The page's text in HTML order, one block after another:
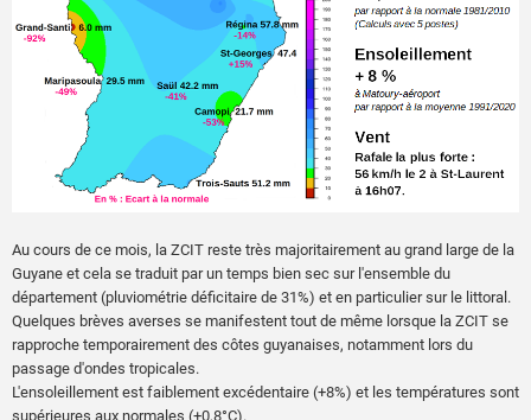
Au cours de ce mois, la ZCIT reste très majoritairement au grand large de la
Guyane et cela se traduit par un temps bien sec sur l'ensemble du
département (pluviométrie déficitaire de 31%) et en particulier sur le littoral.
Quelques brèves averses se manifestent tout de même lorsque la ZCIT se
rapproche temporairement des côtes guyanaises, notamment lors du
passage d'ondes tropicales.
L'ensoleillement est faiblement excédentaire (+8%) et les températures sont
supérieures aux normales (+0,8°C).